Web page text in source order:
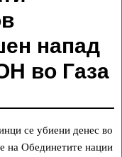
напад
во Газа
се убиени денес во
на Обединетите нации